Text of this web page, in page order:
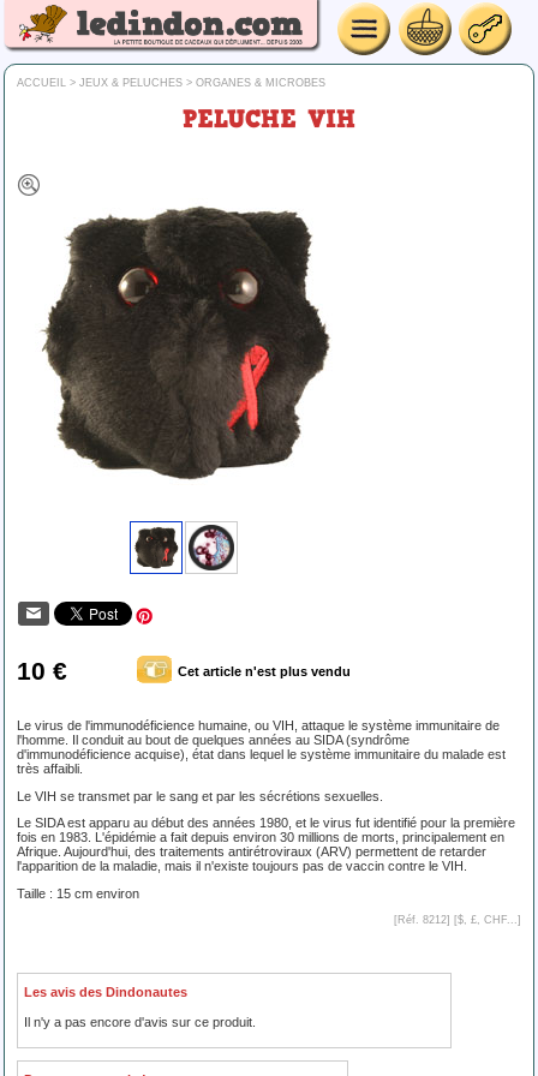
ACCUEIL > JEUX & PELUCHES > ORGANES & MICROBES
PELUCHE VIH
10 € Cet article n'est plus vendu
Le virus de l'immunodéficience humaine, ou VIH, attaque le système immunitaire de
l'homme. Il conduit au bout de quelques années au SIDA (syndrôme
d'immunodéficience acquise), état dans lequel le système immunitaire du malade est
très affaibli.
Le VIH se transmet par le sang et par les sécrétions sexuelles.
Le SIDA est apparu au début des années 1980, et le virus fut identifié pour la première
fois en 1983. L'épidémie a fait depuis environ 30 millions de morts, principalement en
Afrique. Aujourd'hui, des traitements antirétroviraux (ARV) permettent de retarder
l'apparition de la maladie, mais il n'existe toujours pas de vaccin contre le VIH.
Taille : 15 cm environ
[Réf. 8212] [$, £, CHF... ]
Les avis des Dindonautes
Il n'y a pas encore d'avis sur ce produit.